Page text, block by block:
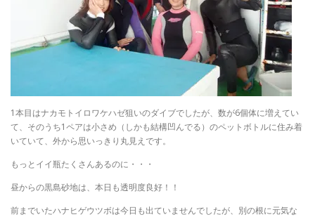
1本目はナカモトイロワケハゼ狙いのダイブでしたが、数が6個体に増えてい
て、そのうち1ペアは小さめ（しかも結構凹んでる）のペットボトルに住み着
いていて、外から思いっきり丸見えです。
もっとイイ瓶たくさんあるのに・・・
昼からの黒島砂地は、本日も透明度良好！！
前までいたハナヒゲウツボは今日も出ていませんでしたが、別の根に元気な